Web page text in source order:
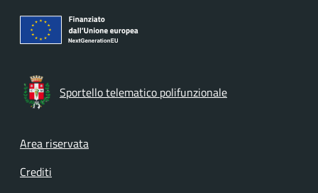
Sportello telematico polifunzionale
Footer menu
Area riservata
Crediti